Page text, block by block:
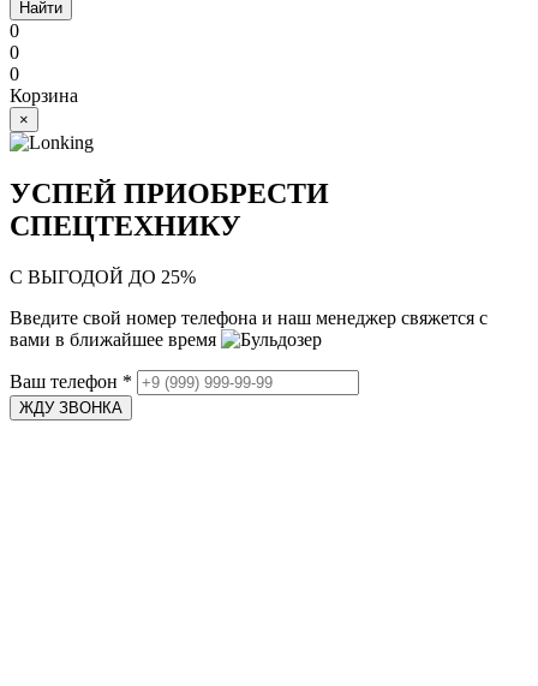
Найти
0
0
0
Корзина
×
УСПЕЙ ПРИОБРЕСТИ
СПЕЦТЕХНИКУ
С ВЫГОДОЙ ДО 25%
Введите свой номер телефона и наш менеджер свяжется с
вами в ближайшее время
Ваш телефон *